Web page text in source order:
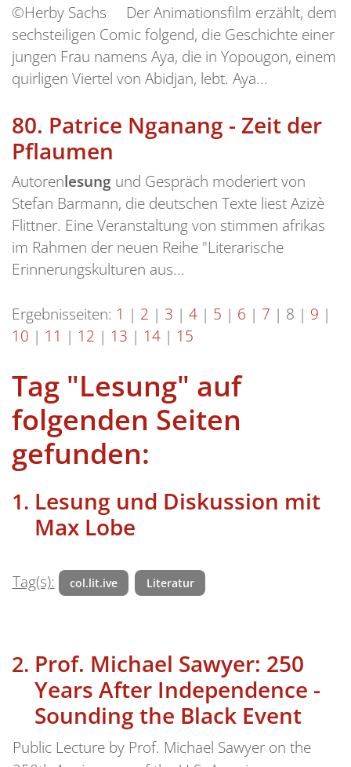
©Herby Sachs Der Animationsfilm erzählt, dem
sechsteiligen Comic folgend, die Geschichte einer
jungen Frau namens Aya, die in Yopougon, einem
quirligen Viertel von Abidjan, lebt. Aya...
80. Patrice Nganang - Zeit der
Pflaumen
Autorenlesung und Gespräch moderiert von
Stefan Barmann, die deutschen Texte liest Azizè
Flittner. Eine Veranstaltung von stimmen afrikas
im Rahmen der neuen Reihe "Literarische
Erinnerungskulturen aus...
Ergebnisseiten: 1 | 2 | 3 | 4 | 5 | 6 | 7 | 8 | 9 |
10 | 11 | 12 | 13 | 14 | 15
Tag "Lesung" auf
folgenden Seiten
gefunden:
Lesung und Diskussion mit
Max Lobe
Tag(s): col.lit.ive Literatur
Prof. Michael Sawyer: 250
Years After Independence -
Sounding the Black Event
Public Lecture by Prof. Michael Sawyer on the